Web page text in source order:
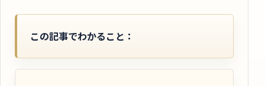
この記事でわかること：